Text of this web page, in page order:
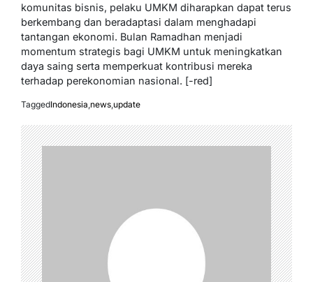
komunitas bisnis, pelaku UMKM diharapkan dapat terus
berkembang dan beradaptasi dalam menghadapi
tantangan ekonomi. Bulan Ramadhan menjadi
momentum strategis bagi UMKM untuk meningkatkan
daya saing serta memperkuat kontribusi mereka
terhadap perekonomian nasional. [-red]
TaggedIndonesia news update